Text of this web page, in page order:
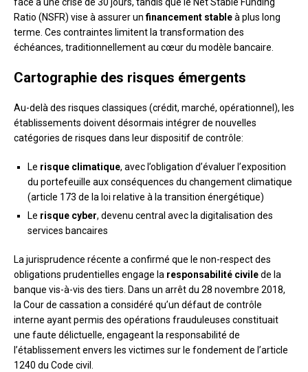
Ratio (NSFR) vise à assurer unfinancement stableà plus long
terme. Ces contraintes limitent la transformation des
échéances, traditionnellement au cœur du modèle bancaire.
Cartographie des risques émergents
Au-delà des risques classiques (crédit, marché, opérationnel), les
établissements doivent désormais intégrer de nouvelles
catégories de risques dans leur dispositif de contrôle:
Le risque climatique, avec l’obligation d’évaluer l’exposition
du portefeuille aux conséquences du changement climatique
(article 173 de la loi relative à la transition énergétique)
Le risque cyber, devenu central avec la digitalisation des
services bancaires
La jurisprudence récente a confirmé que le non-respect des
obligations prudentielles engage la responsabilité civilede la
banque vis-à-vis des tiers. Dans un arrêt du 28 novembre 2018,
la Cour de cassation a considéré qu’un défaut de contrôle
interne ayant permis des opérations frauduleuses constituait
une faute délictuelle, engageant la responsabilité de
l’établissement envers les victimes sur le fondement de l’article
1240 du Code civil.